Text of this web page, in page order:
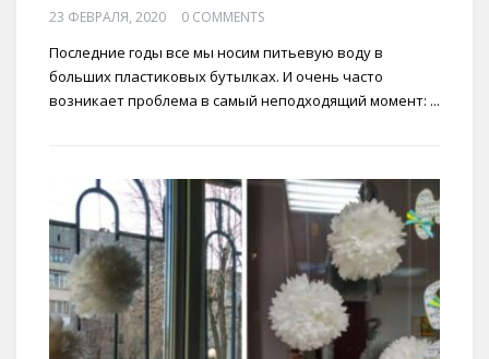
23 ФЕВРАЛЯ, 2020 0 COMMENTS
Последние годы все мы носим питьевую воду в
больших пластиковых бутылках. И очень часто
возникает проблема в самый неподходящий момент: ...